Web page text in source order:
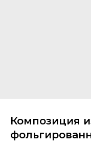
Композиция